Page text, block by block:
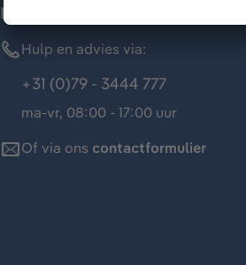
Dräger klantenservice
Hulp en advies via:
+31 (0)79 - 3444 777
ma-vr, 08:00 - 17:00 uur
Of via ons contactformulier